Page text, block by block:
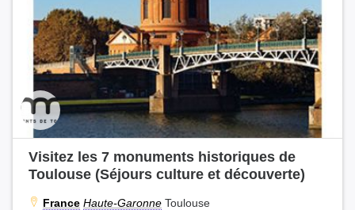
Visitez les 7 monuments historiques de
Toulouse (Séjours culture et découverte)
France Haute-Garonne Toulouse